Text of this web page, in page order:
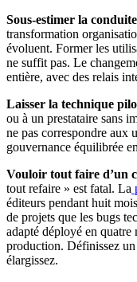
Sous-estimer la
transformation
évoluent. Former les
ne suffit pas. Le
entière, avec des relais
Laisser la technique
ou à un prestataire sans
ne pas correspondre aux
gouvernance équilibrée
Vouloir tout faire d’un
tout refaire » est fatal. La
éditeurs pendant huit
de projets que les bugs
adapté déployé en quatre
production. Définissez
élargissez.